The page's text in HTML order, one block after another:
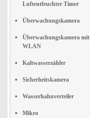
Luftentfeuchter Timer
Überwachungskamera
Überwachungskamera mit
WLAN
Kaltwasserzähler
Sicherheitskamera
Wasserhahnverteiler
Mikro